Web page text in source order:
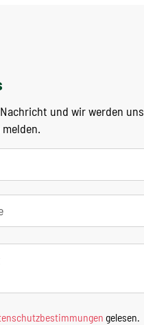
und wir werden uns
gelesen.